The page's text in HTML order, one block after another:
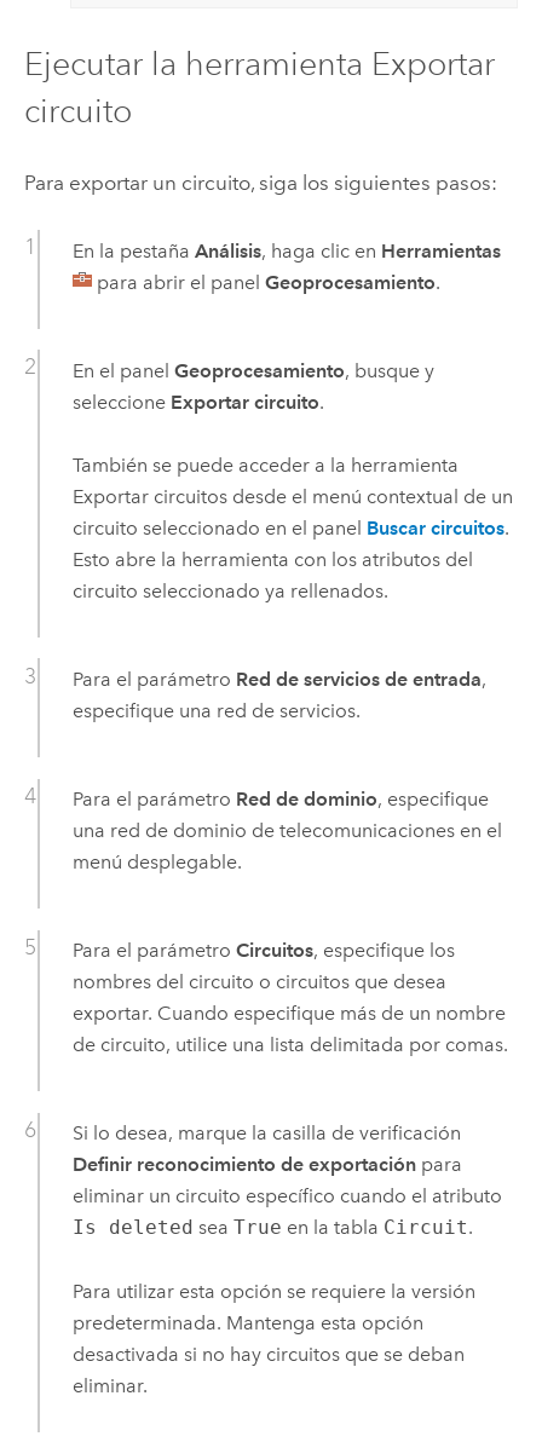
Ejecutar la herramienta Exportar
circuito
Para exportar un circuito, siga los siguientes pasos:
En la pestaña Análisis, haga clic en Herramientas
para abrir el panel Geoprocesamiento.
En el panel Geoprocesamiento, busque y
seleccione Exportar circuito.
También se puede acceder a la herramienta
Exportar circuitosdesde el menú contextual de un
circuito seleccionado en el panel Buscar circuitos.
Esto abre la herramienta con los atributos del
circuito seleccionado ya rellenados.
Para el parámetro Red de servicios de entrada,
especifique una red de servicios.
Para el parámetro Red de dominio, especifique
una red de dominio de telecomunicaciones en el
menú desplegable.
Para el parámetro Circuitos, especifique los
nombres del circuito o circuitos que desea
exportar. Cuando especifique más de un nombre
de circuito, utilice una lista delimitada por comas.
Si lo desea, marque la casilla de verificación
Definir reconocimiento de exportaciónpara
eliminar un circuito específico cuando el atributo
Is deleted sea True en la tabla Circuit.
Para utilizar esta opción se requiere la versión
predeterminada. Mantenga esta opción
desactivada si no hay circuitos que se deban
eliminar.